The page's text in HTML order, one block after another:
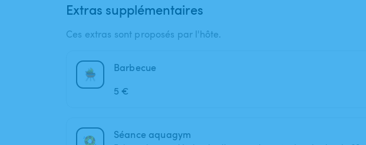
Extras supplémentaires
Ces extras sont proposés par l'hôte.
Barbecue
5 €
Séance aquagym